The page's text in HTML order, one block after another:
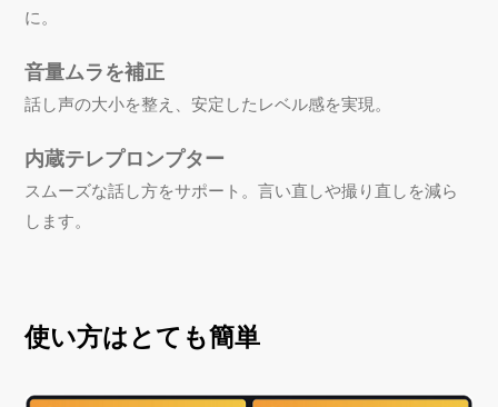
に。
音量ムラを補正
話し声の大小を整え、安定したレベル感を実現。
内蔵テレプロンプター
スムーズな話し方をサポート。言い直しや撮り直しを減ら
します。
使い方はとても簡単